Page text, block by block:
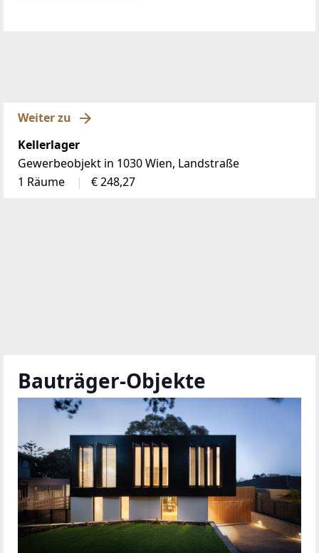
Weiter zu
Kellerlager
Gewerbeobjekt in 1030 Wien, Landstraße
1 Räume
€ 248,27
Bauträger-Objekte